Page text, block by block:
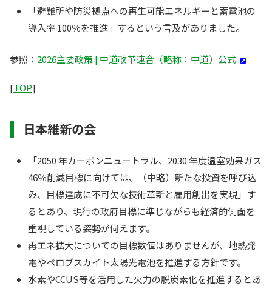
「避難所や防災拠点への再生可能エネルギーと蓄電池の
導入率 100％を推進」するという言及がありました。
参照： 2026主要政策 | 中道改革連合（略称：中道）公式
[TOP]
日本維新の会
「2050 年カーボンニュートラル、2030 年度温室効果ガス
46％削減目標に向けては、（中略）新たな投資を呼び込
み、目標達成に不可欠な技術革新と雇用創出を実現」す
るとあり、現行の政府目標に準じながらも経済的側面を
重視している姿勢が伺えます。
再エネ拡大についての目標数値はありませんが、地熱発
電やペロブスカイト太陽光電池を推進する方針です。
水素やCCUS等を活用した火力の脱炭素化を推進するとあ